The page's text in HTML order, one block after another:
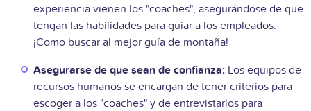
experiencia vienen los "coaches", asegurándose de que
tengan las habilidades para guiar a los empleados.
¡Como buscar al mejor guía de montaña!
Asegurarse de que sean de confianza: Los equipos de
recursos humanos se encargan de tener criterios para
escoger a los "coaches" y de entrevistarlos para